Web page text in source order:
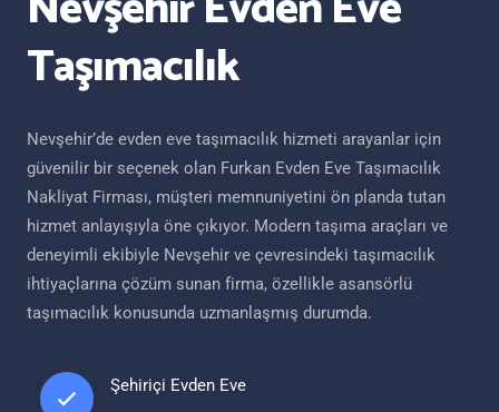
Taşımacılık
Nevşehir’de evden eve taşımacılık hizmeti arayanlar için
güvenilir bir seçenek olan Furkan Evden Eve Taşımacılık
Nakliyat Firması, müşteri memnuniyetini ön planda tutan
hizmet anlayışıyla öne çıkıyor. Modern taşıma araçları ve
deneyimli ekibiyle Nevşehir ve çevresindeki taşımacılık
ihtiyaçlarına çözüm sunan firma, özellikle asansörlü
taşımacılık konusunda uzmanlaşmış durumda.
Şehiriçi Evden Eve